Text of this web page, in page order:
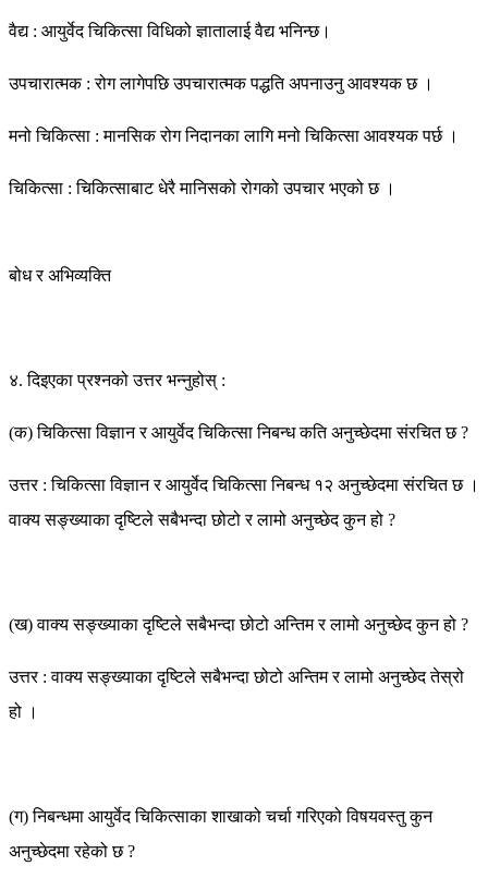
वैद्य : आयुर्वेद चिकित्सा विधिको ज्ञातालाई वैद्य भनिन्छ।
उपचारात्मक : रोग लागेपछि उपचारात्मक पद्धति अपनाउनु आवश्यक छ ।
मनो चिकित्सा : मानसिक रोग निदानका लागि मनो चिकित्सा आवश्यक पर्छ ।
चिकित्सा : चिकित्साबाट धेरै मानिसको रोगको उपचार भएको छ ।
बोध र अभिव्यक्ति
४. दिइएका प्रश्नको उत्तर भन्नुहोस् :
(क) चिकित्सा विज्ञान र आयुर्वेद चिकित्सा निबन्ध कति अनुच्छेदमा संरचित छ ?
उत्तर : चिकित्सा विज्ञान र आयुर्वेद चिकित्सा निबन्ध १२ अनुच्छेदमा संरचित छ ।
वाक्य सङ्ख्याका दृष्टिले सबैभन्दा छोटो र लामो अनुच्छेद कुन हो ?
(ख) वाक्य सङ्ख्याका दृष्टिले सबैभन्दा छोटो अन्तिम र लामो अनुच्छेद कुन हो ?
उत्तर : वाक्य सङ्ख्याका दृष्टिले सबैभन्दा छोटो अन्तिम र लामो अनुच्छेद तेस्रो
हो ।
(ग) निबन्धमा आयुर्वेद चिकित्साका शाखाको चर्चा गरिएको विषयवस्तु कुन
अनुच्छेदमा रहेको छ ?